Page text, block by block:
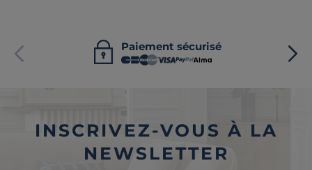
Paiement sécurisé
INSCRIVEZ-VOUS À LA
NEWSLETTER